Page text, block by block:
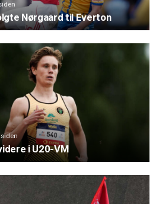
Nørgaard til Everton
i U20-VM